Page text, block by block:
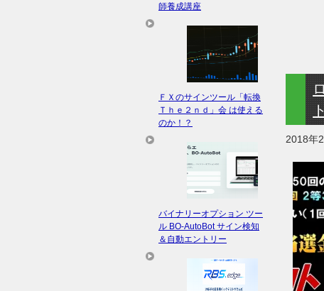
2018年
師養成講座
ＦＸのサインツール「転換
Ｔｈｅ２ｎｄ」会 は使える
のか！？
バイナリーオプション ツー
ル BO-AutoBot サイン検知
＆自動エントリー